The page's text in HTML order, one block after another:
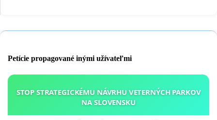
Petície propagované inými užívateľmi
STOP STRATEGICKÉMU NÁVRHU VETERNÝCH PARKOV
NA SLOVENSKU